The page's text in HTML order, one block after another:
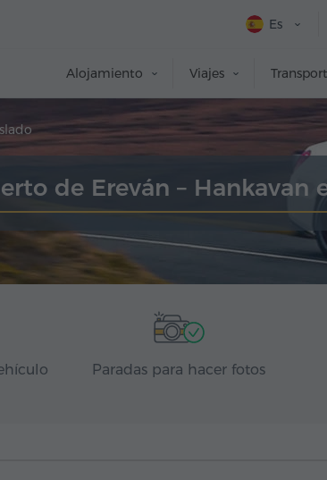
Es
Alojamiento Viajes
de Ereván – Hankavan
Paradas para hacer fotos